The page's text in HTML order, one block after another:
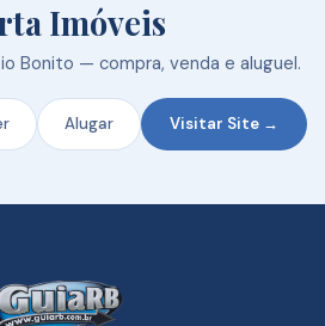
Imóveis
Bonito — compra, venda e aluguel.
Alugar Visitar Site →